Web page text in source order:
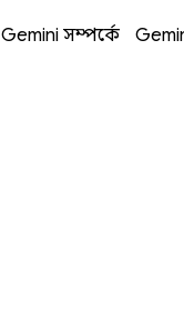
Gemini সম্পর্কে
এটি নতুন উইন্ডোয় খোলে
এটি নতুন উইন্ডোয় খোলে
এটি নতুন উইন্ডোয় খোলে
এটি নতুন উইন্ডোয় খোলে